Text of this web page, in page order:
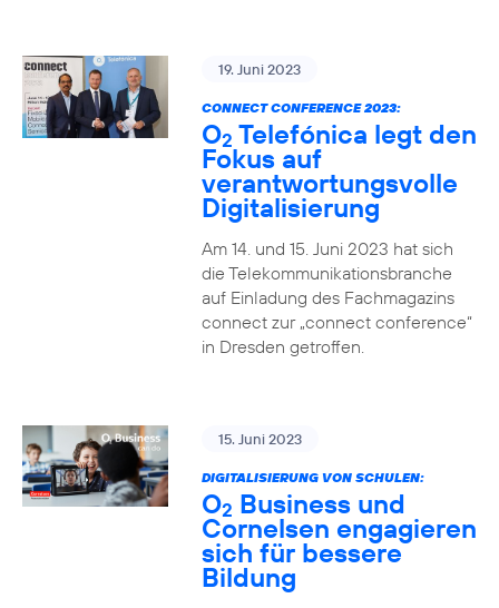
19. Juni 2023
CONNECT CONFERENCE 2023:
O2 Telefónica legt den
Fokus auf
verantwortungsvolle
Digitalisierung
Am 14. und 15. Juni 2023 hat sich
die Telekommunikationsbranche
auf Einladung des Fachmagazins
connect zur „connect conference“
in Dresden getroffen.
15. Juni 2023
DIGITALISIERUNG VON SCHULEN:
O2 Business und
Cornelsen engagieren
sich für bessere
Bildung